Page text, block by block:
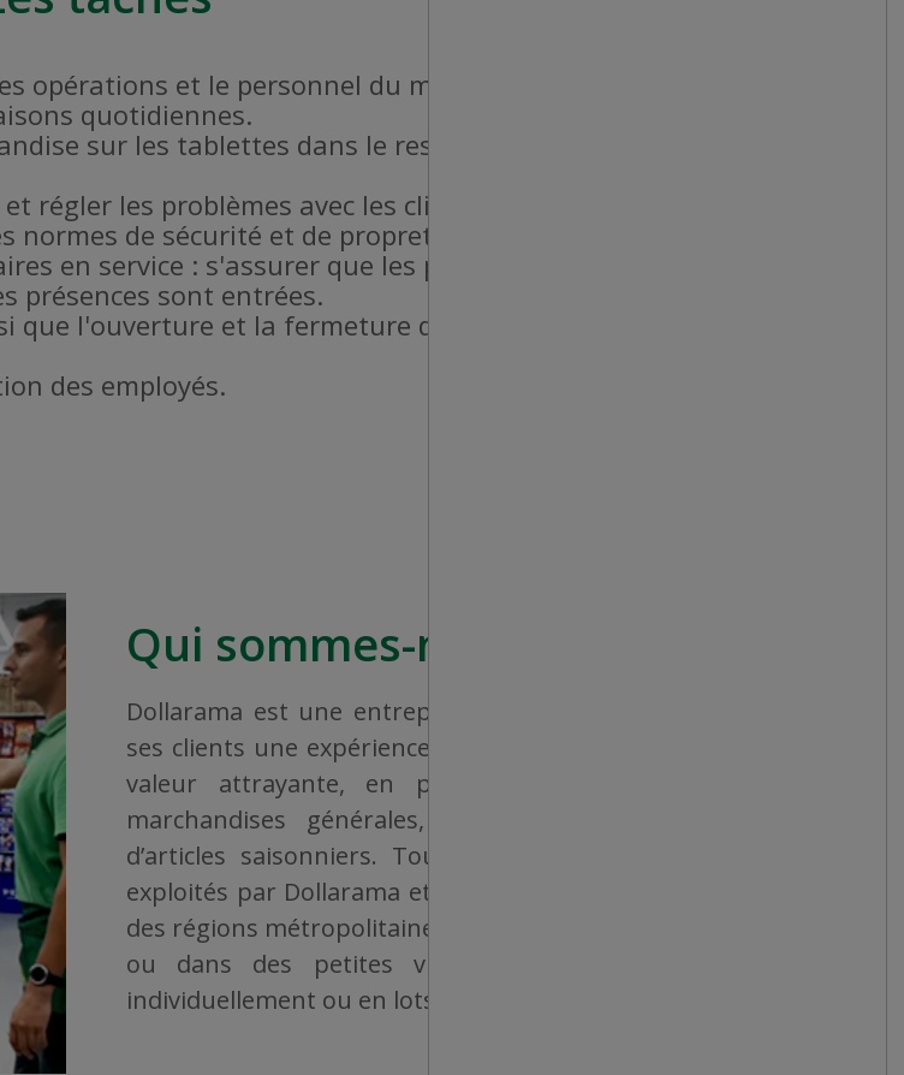
opérations et le personnel du magasin.
quotidiennes.
sur les tablettes dans le respect des
régler les problèmes avec les clients.
de sécurité et de propreté du magasin.
en service : s'assurer que les pauses
présences sont entrées.
que l'ouverture et la fermeture du magasin au
des employés.
Qui sommes-nous?
Dollarama est une entreprise canadienne qui vise à offrir à
ses clients une expérience de magasinage homogène et une
valeur attrayante, en proposant un vaste éventail de
marchandises générales, de produits consommables et
d’articles saisonniers. Tous les magasins sont détenus et
exploités par Dollarama et sont bien situés, que ce soit dans
des régions métropolitaines, dans des villes de taille moyenne
ou dans des petites villes. Les produits sont vendus
individuellement ou en lots, à des bas prix fixes.